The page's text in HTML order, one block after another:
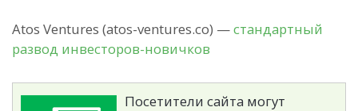
Atos Ventures (atos-ventures.co) —стандартный
развод инвесторов-новичков
Посетители сайта могут